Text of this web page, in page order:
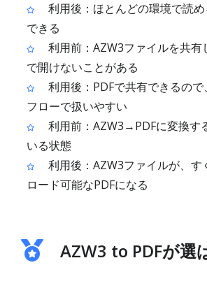
利用後：ほとんどの環境で読
できる
利用前：AZW3ファイルを共有
で開けないことがある
利用後：PDFで共有できるので
フローで扱いやすい
利用前：AZW3→PDFに変換す
いる状態
利用後：AZW3ファイルが、す
ロード可能なPDFになる
AZW3 to PDFが選